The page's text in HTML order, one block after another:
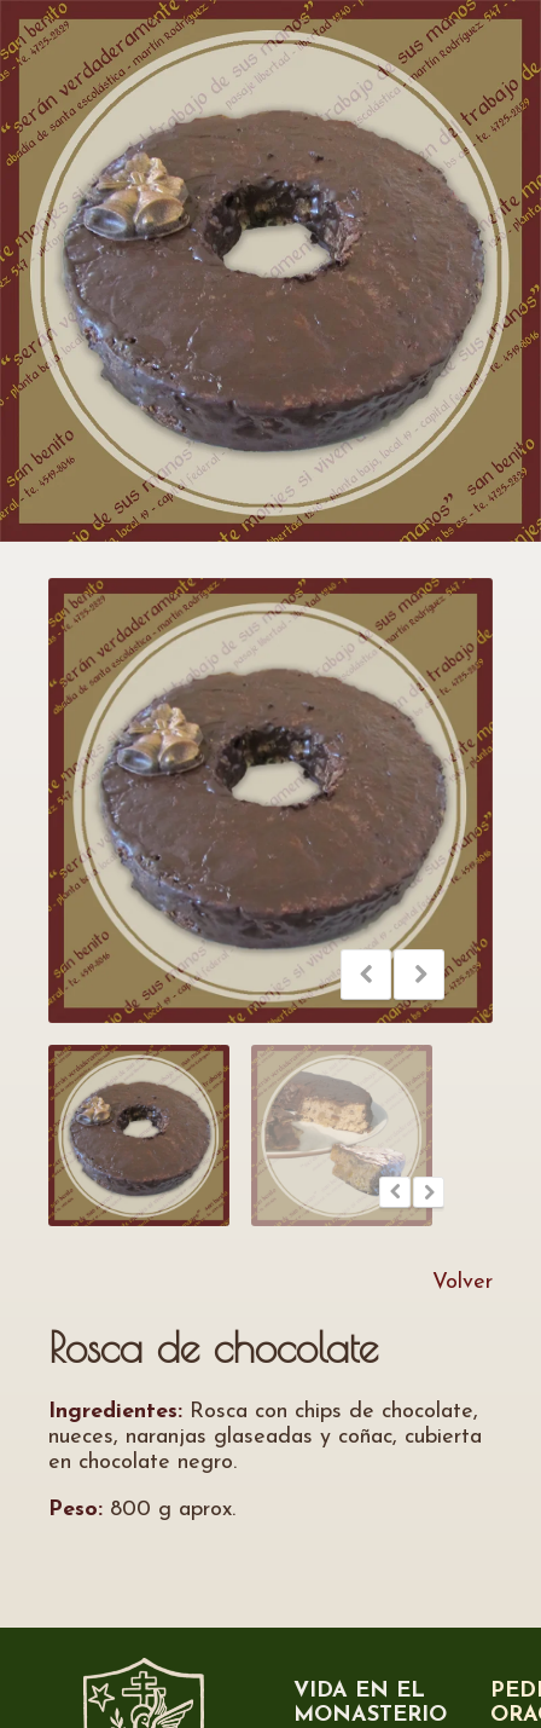
Volver
Rosca de chocolate
Ingredientes: Rosca con chips de chocolate,
nueces, naranjas glaseadas y coñac, cubierta
en chocolate negro.
Peso: 800 g aprox.
VIDA EN EL
MONASTERIO